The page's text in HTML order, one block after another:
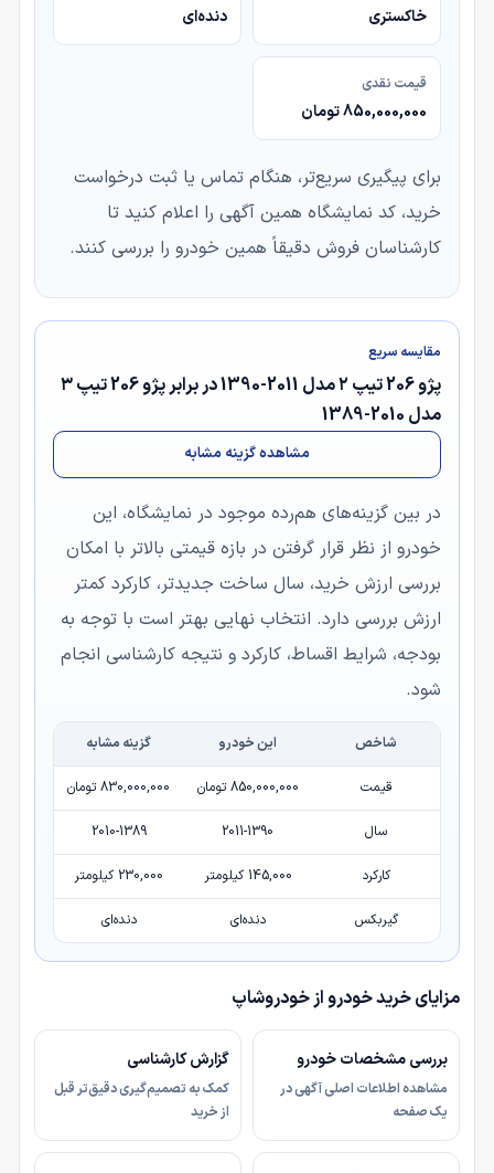
خاکستری دنده‌ای
قیمت نقدی
850,000,000 تومان
برای پیگیری سریع‌تر، هنگام تماس یا ثبت درخواست
خرید، کد نمایشگاه همین آگهی را اعلام کنید تا
کارشناسان فروش دقیقاً همین خودرو را بررسی کنند.
مقایسه سریع
پژو 206 تیپ ۲ مدل 2011-1390 در برابر پژو 206 تیپ ۳
مدل 2010-1389
مشاهده گزینه مشابه
در بین گزینه‌های هم‌رده موجود در نمایشگاه، این
خودرو از نظر قرار گرفتن در بازه قیمتی بالاتر با امکان
بررسی ارزش خرید، سال ساخت جدیدتر، کارکرد کمتر
ارزش بررسی دارد. انتخاب نهایی بهتر است با توجه به
بودجه، شرایط اقساط، کارکرد و نتیجه کارشناسی انجام
شود.
شاخص این خودرو گزینه مشابه
قیمت 850,000,000 تومان 830,000,000 تومان
سال 2011-1390
2010-1389
کارکرد 145,000 کیلومتر 230,000 کیلومتر
گیربکس دنده‌ای دنده‌ای
مزایای خرید خودرو از خودروشاپ
بررسی مشخصات خودرو
مشاهده اطلاعات اصلی آگهی در
یک صفحه
گزارش کارشناسی
کمک به تصمیم‌گیری دقیق‌تر قبل
از خرید